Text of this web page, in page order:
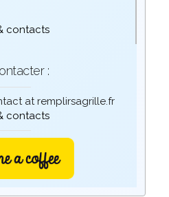
contacts
:
at remplirsagrille.fr
contacts